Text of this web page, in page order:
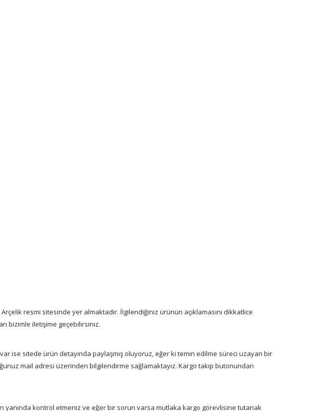
resmi sitesinde yer almaktadır. İlgilendiğiniz ürünün açıklamasını dikkatlice
bizimle iletişime geçebilirsiniz.
ise sitede ürün detayında paylaşmış oluyoruz, eğer ki temin edilme süreci uzayan bir
mail adresi üzerinden bilgilendirme sağlamaktayız. Kargo takip butonundan
yanında kontrol etmeniz ve eğer bir sorun varsa mutlaka kargo görevlisine tutanak